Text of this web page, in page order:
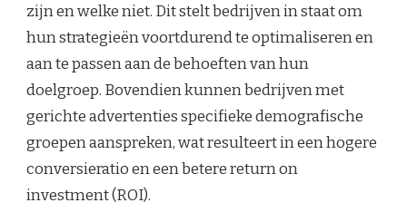
zijn en welke niet. Dit stelt bedrijven in staat om
hun strategieën voortdurend te optimaliseren en
aan te passen aan de behoeften van hun
doelgroep. Bovendien kunnen bedrijven met
gerichte advertenties specifieke demografische
groepen aanspreken, wat resulteert in een hogere
conversieratio en een betere return on
investment (ROI).